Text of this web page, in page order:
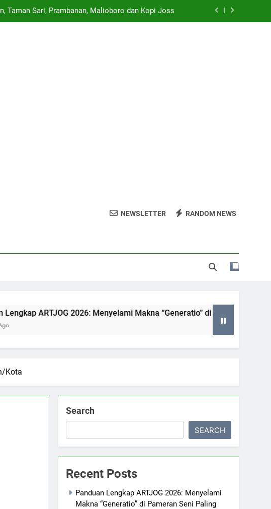
Diterima di SMP Sleman Jalur Domisili Wilayah
NEWSLETTER RANDOM NEWS
2026: Menyelami Makna “Generatio” di Pameran Seni Paling Hits
Kota
Search
SEARCH
Recent Posts
Panduan Lengkap ARTJOG 2026: Menyelami
Makna “Generatio” di Pameran Seni Paling